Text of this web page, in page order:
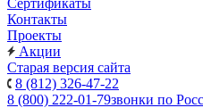
Сертификаты
Контакты
Проекты
Акции
Старая версия сайта
8 (812) 326-47-22
8 (800) 222-01-79звонки по